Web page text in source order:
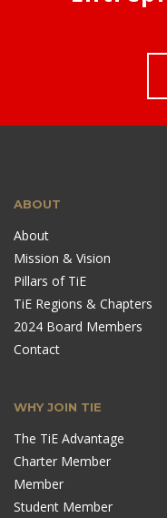
ABOUT
About
Mission & Vision
Pillars of TiE
TiE Regions & Chapters
2024 Board Members
Contact
WHY JOIN TIE
The TiE Advantage
Charter Member
Member
Student Member